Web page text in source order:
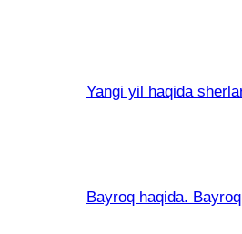
Yangi yil haqida
Bayroq haqida.